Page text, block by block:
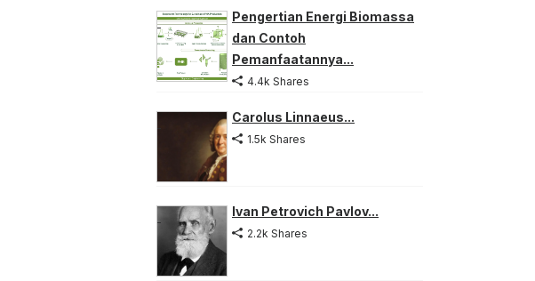
Pengertian Energi Biomassa
dan Contoh
Pemanfaatannya...
4.4k Shares
Carolus Linnaeus...
1.5k Shares
Ivan Petrovich Pavlov...
2.2k Shares